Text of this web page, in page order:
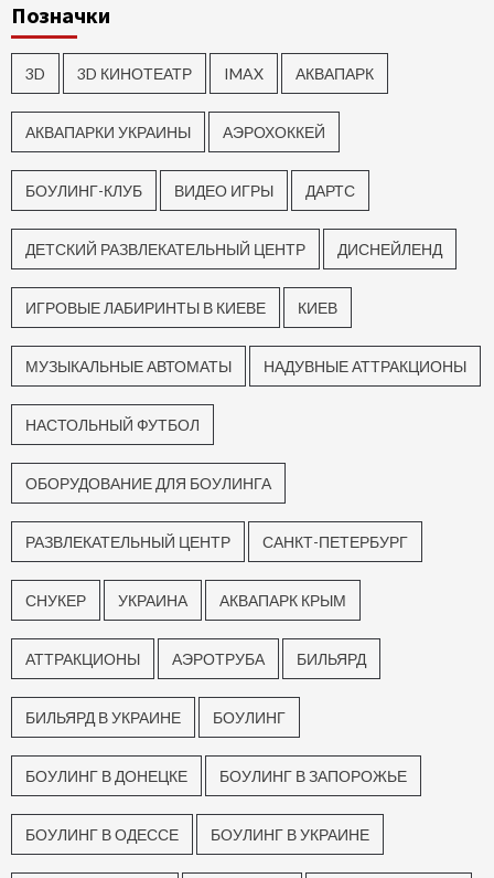
Позначки
3D 3D КИНОТЕАТР IMAX АКВАПАРК
АКВАПАРКИ УКРАИНЫ АЭРОХОККЕЙ
БОУЛИНГ-КЛУБ ВИДЕО ИГРЫ ДАРТС
ДЕТСКИЙ РАЗВЛЕКАТЕЛЬНЫЙ ЦЕНТР ДИСНЕЙЛЕНД
ИГРОВЫЕ ЛАБИРИНТЫ В КИЕВЕ КИЕВ
МУЗЫКАЛЬНЫЕ АВТОМАТЫ НАДУВНЫЕ АТТРАКЦИОНЫ
НАСТОЛЬНЫЙ ФУТБОЛ
ОБОРУДОВАНИЕ ДЛЯ БОУЛИНГА
РАЗВЛЕКАТЕЛЬНЫЙ ЦЕНТР САНКТ-ПЕТЕРБУРГ
СНУКЕР УКРАИНА АКВАПАРК КРЫМ
АТТРАКЦИОНЫ АЭРОТРУБА БИЛЬЯРД
БИЛЬЯРД В УКРАИНЕ БОУЛИНГ
БОУЛИНГ В ДОНЕЦКЕ БОУЛИНГ В ЗАПОРОЖЬЕ
БОУЛИНГ В ОДЕССЕ БОУЛИНГ В УКРАИНЕ